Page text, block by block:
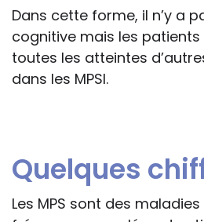
Dans cette forme, il n’y a
cognitive mais les
toutes les atteintes
dans les MPSI.
Quelques
Les MPS sont des